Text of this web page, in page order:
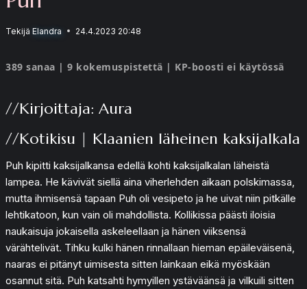
Tekijä Elandra 24.4.2023 20:48
389 sanaa | 9 kokemuspistettä | KP-boosti ei käytössä
//Kirjoittaja: Aura
//Kotikisu | Klaanien läheinen kaksijalkala
Puh kipitti kaksijalkansa edellä kohti kaksijalkalan läheistä
lampea. He kävivät siellä aina viherlehden aikaan polskimassa,
mutta ihmisensä tapaan Puh oli vesipeto ja he uivat niin pitkälle
lehtikatoon, kun vain oli mahdollista. Kollikissa päästi iloisia
naukaisuja jokaisella askeleellaan ja hänen viiksensä
värähtelivät. Tihku kulki hänen rinnallaan hieman epäileväisenä,
naaras ei pitänyt uimisesta sitten lainkaan eikä myöskään
osannut sitä. Puh katsahti hymyillen ystäväänsä ja vilkuili sitten